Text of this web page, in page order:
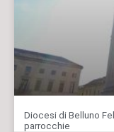
Diocesi di Belluno
parrocchie